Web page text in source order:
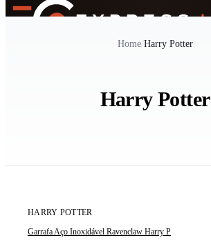
Home/Harry Potter
Harry Potter
HARRY POTTER
Garrafa Aço Inoxidável Ravenclaw Harry P